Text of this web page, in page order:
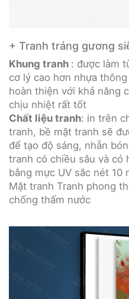
+ Tranh tráng gương
Khung tranh : được làm
cơ lý cao hơn nhựa
hoàn thiện với khả năng
chịu nhiệt rất tốt
Chất liệu tranh: in trên
tranh, bề mặt tranh sẽ
để tạo độ sáng, nhẵn
tranh có chiều sâu và có
bằng mực UV sắc nét 10
Mặt tranh Tranh phong
chống thấm nước